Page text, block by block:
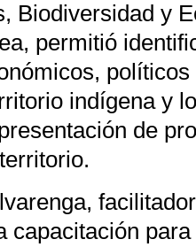
Biodiversidad y
permitió
indígena y
de
capacitación